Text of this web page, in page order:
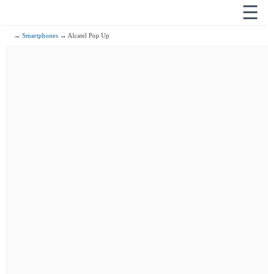
☰
→Smartphones → Alcatel Pop Up